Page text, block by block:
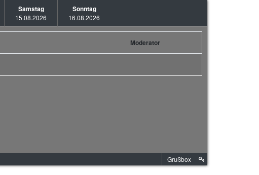
Samstag
15.08.2026
Sonntag
16.08.2026
Moderator
Grußbox